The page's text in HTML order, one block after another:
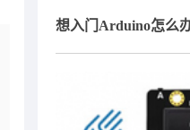
想入门Arduino怎么办